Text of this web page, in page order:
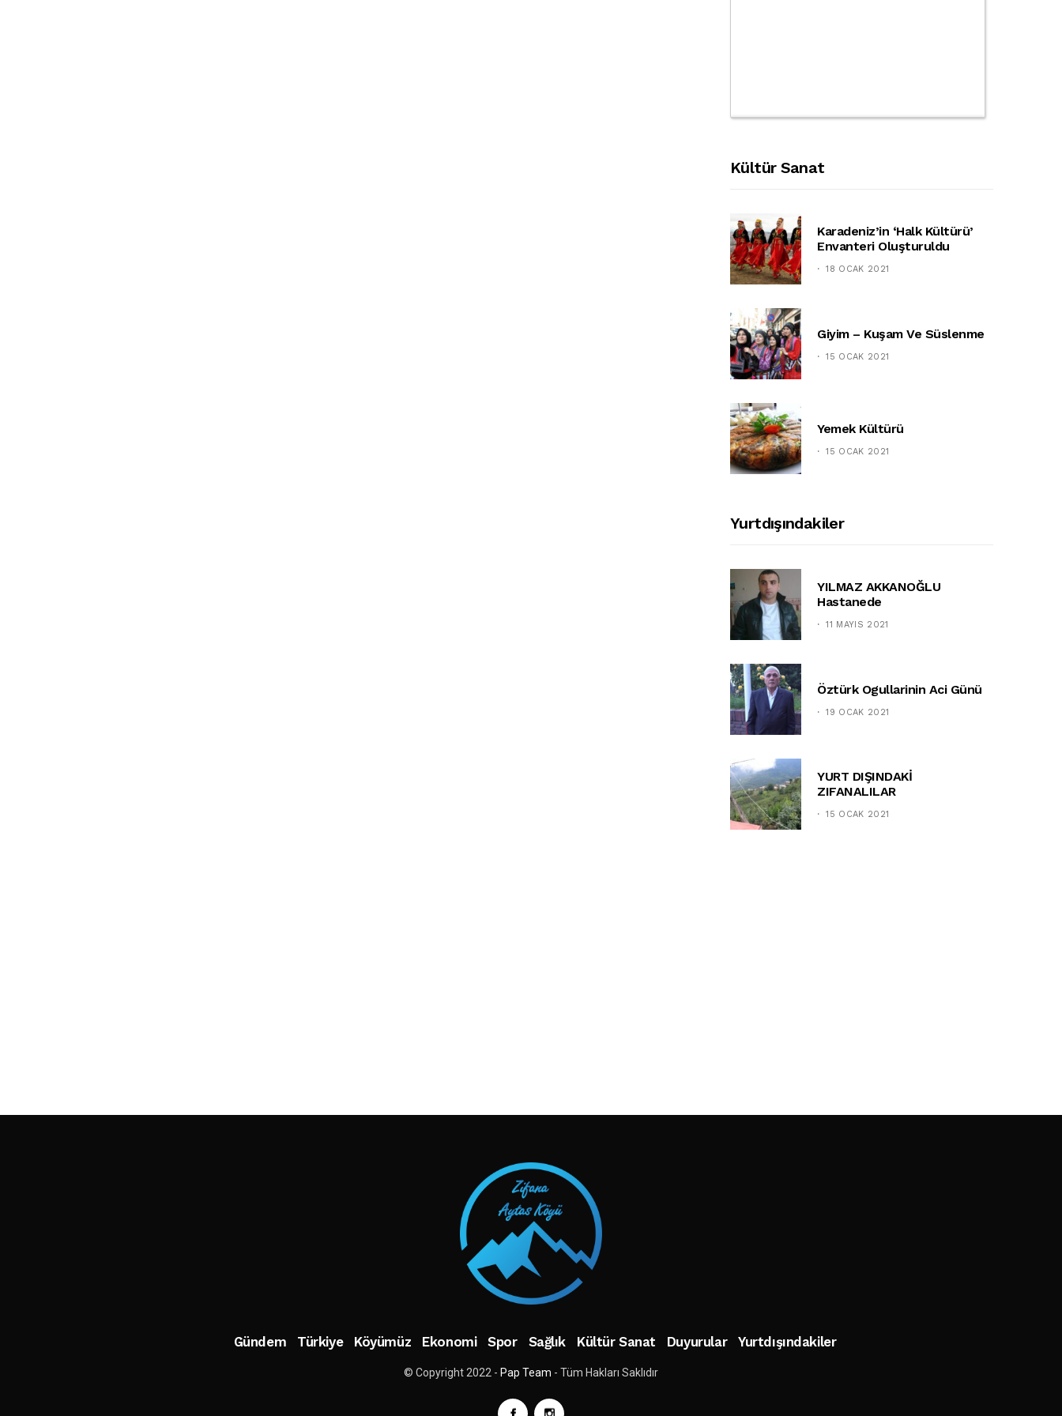
Kültür Sanat
Karadeniz’in ‘halk Kültürü’
Envanteri Oluşturuldu
18 OCAK 2021
Giyim – Kuşam Ve Süslenme
15 OCAK 2021
Yemek Kültürü
15 OCAK 2021
Yurtdışındakiler
YILMAZ AKKANOĞLU
Hastanede
11 MAYIS 2021
Öztürk Ogullarinin Aci Günü
19 OCAK 2021
YURT DIŞINDAKİ
ZIFANALILAR
15 OCAK 2021
TAKIP ET
Gündem Türkiye Köyümüz Ekonomi Spor Sağlık Kültür Sanat Duyurular Yurtdışındakiler
© Copyright 2022 - Pap Team - Tüm Hakları Saklıdır